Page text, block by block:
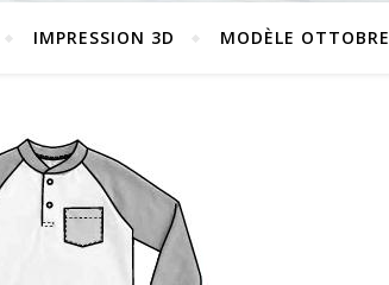
IMPRESSION 3D MODÈLE OTTOBRE